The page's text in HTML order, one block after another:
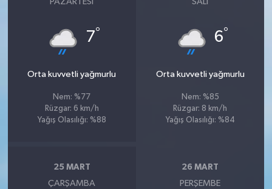
7°
Orta kuvvetli yağmurlu
Nem: %77
Rüzgar: 6 km/h
Yağış Olasılığı: %88
6°
Orta kuvvetli yağmurlu
Nem: %85
Rüzgar: 8 km/h
Yağış Olasılığı: %84
25 MART
ÇARŞAMBA
26 MART
PERŞEMBE